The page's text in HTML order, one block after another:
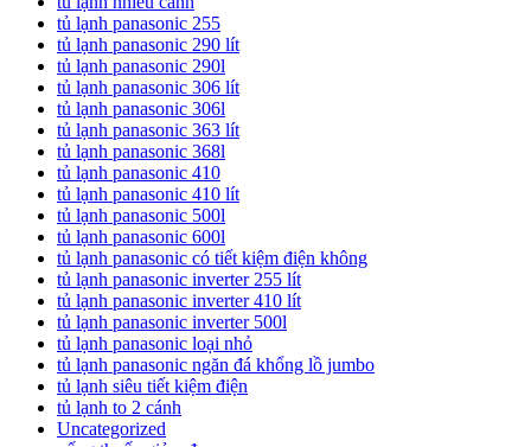
tủ lạnh panasonic 255
tủ lạnh panasonic 290 lít
tủ lạnh panasonic 290l
tủ lạnh panasonic 306 lít
tủ lạnh panasonic 306l
tủ lạnh panasonic 363 lít
tủ lạnh panasonic 368l
tủ lạnh panasonic 410
tủ lạnh panasonic 410 lít
tủ lạnh panasonic 500l
tủ lạnh panasonic 600l
tủ lạnh panasonic có tiết kiệm điện không
tủ lạnh panasonic inverter 255 lít
tủ lạnh panasonic inverter 410 lít
tủ lạnh panasonic inverter 500l
tủ lạnh panasonic loại nhỏ
tủ lạnh panasonic ngăn đá khổng lồ jumbo
tủ lạnh siêu tiết kiệm điện
tủ lạnh to 2 cánh
Uncategorized